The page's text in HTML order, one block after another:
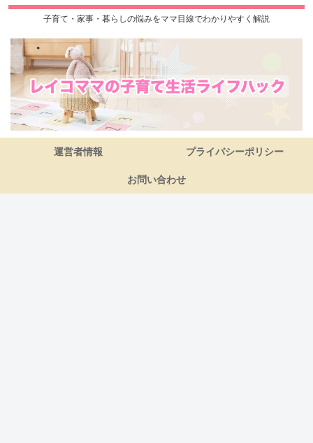
子育て・家事・暮らしの悩みをママ目線でわかりやすく解説
運営者情報 プライバシーポリシー
お問い合わせ